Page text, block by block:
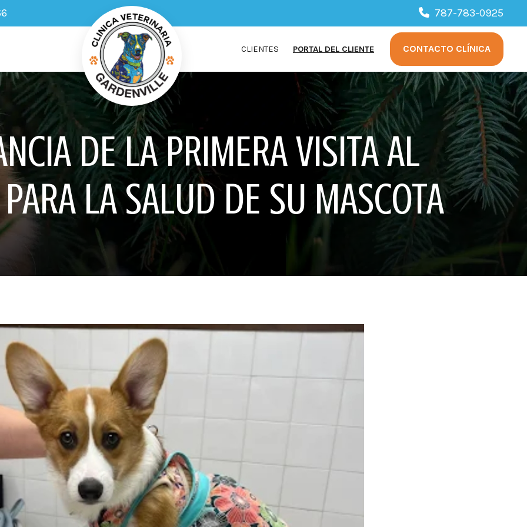
787-783-0925
CLIENTES PORTAL DEL CLIENTE CONTACTO CLÍNICA
DE LA PRIMERA VISITA AL
LA SALUD DE SU MASCOTA